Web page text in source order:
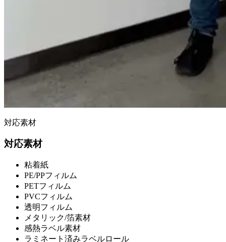
対応素材
対応素材
粘着紙
PE/PPフィルム
PETフィルム
PVCフィルム
透明フィルム
メタリック/箔素材
感熱ラベル素材
ラミネート済みラベルロール